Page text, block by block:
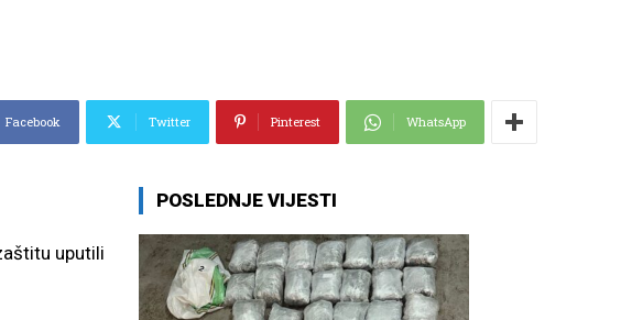
Facebook Twitter Pinterest WhatsApp
uputili
POSLEDNJE VIJESTI